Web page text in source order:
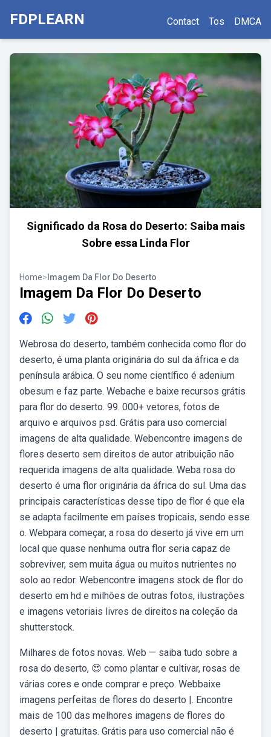
FDPLEARN Contact Tos DMCA
Significado da Rosa do Deserto: Saiba mais
Sobre essa Linda Flor
Home> Imagem Da Flor Do Deserto
Imagem Da Flor Do Deserto
Webrosa do deserto, também conhecida como flor do
deserto, é uma planta originária do sul da áfrica e da
península arábica. O seu nome científico é adenium
obesum e faz parte. Webache e baixe recursos grátis
para flor do deserto. 99. 000+ vetores, fotos de
arquivo e arquivos psd. Grátis para uso comercial
imagens de alta qualidade. Webencontre imagens de
flores deserto sem direitos de autor atribuição não
requerida imagens de alta qualidade. Weba rosa do
deserto é uma flor originária da áfrica do sul. Uma das
principais características desse tipo de flor é que ela
se adapta facilmente em países tropicais, sendo esse
o. Webpara começar, a rosa do deserto já vive em um
local que quase nenhuma outra flor seria capaz de
sobreviver, sem muita água ou muitos nutrientes no
solo ao redor. Webencontre imagens stock de flor do
deserto em hd e milhões de outras fotos, ilustrações
e imagens vetoriais livres de direitos na coleção da
shutterstock.
Milhares de fotos novas. Web — saiba tudo sobre a
rosa do deserto, 😍 como plantar e cultivar, rosas de
várias cores e onde comprar e preço. Webbaixe
imagens perfeitas de flores do deserto |. Encontre
mais de 100 das melhores imagens de flores do
deserto | gratuitas. Grátis para uso comercial não é